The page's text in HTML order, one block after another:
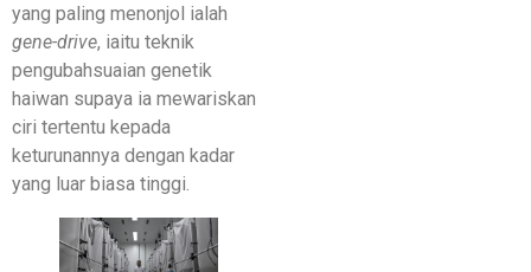
yang paling menonjol ialah
gene-drive, iaitu teknik
pengubahsuaian genetik
haiwan supaya ia mewariskan
ciri tertentu kepada
keturunannya dengan kadar
yang luar biasa tinggi.